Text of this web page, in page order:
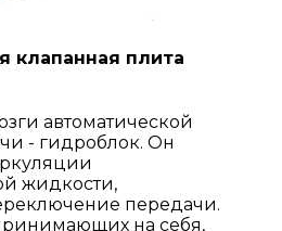
клапанная плита
автоматической
- гидроблок. Он
жидкости,
передачи.
на себя,